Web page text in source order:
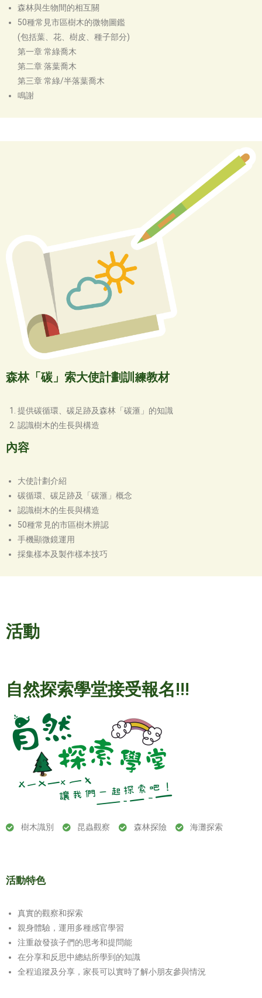
森林與生物間的相互關
50種常見市區樹木的微物圖鑑
(包括葉、花、樹皮、種子部分)
第一章 常綠喬木
第二章 落葉喬木
第三章 常綠/半落葉喬木
鳴謝
森林「碳」索大使計劃訓練教材
提供碳循環、碳足跡及森林「碳滙」的知識
認識樹木的生長與構造
內容
大使計劃介紹
碳循環、碳足跡及「碳滙」概念
認識樹木的生長與構造
50種常見的市區樹木辨認
手機顯微鏡運用
採集樣本及製作樣本技巧
活動
自然探索學堂接受報名!!!
樹木識別 昆蟲觀察 森林探險 海灘探索
活動特色
真實的觀察和探索
親身體驗，運用多種感官學習
注重啟發孩子們的思考和提問能
在分享和反思中總結所學到的知識
全程追蹤及分享，家長可以實時了解小朋友參與情況